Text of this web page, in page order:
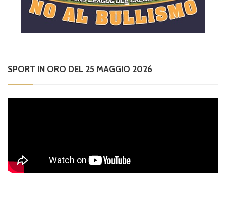
SPORT IN ORO DEL 25 MAGGIO 2026